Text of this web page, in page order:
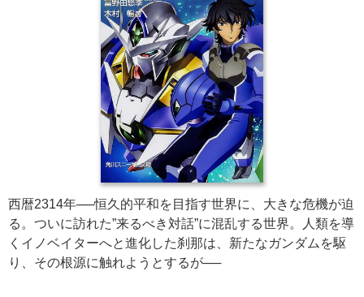
西暦2314年──恒久的平和を目指す世界に、大きな危機が迫
る。ついに訪れた”来るべき対話”に混乱する世界。人類を導
くイノベイターへと進化した刹那は、新たなガンダムを駆
り、その根源に触れようとするが──